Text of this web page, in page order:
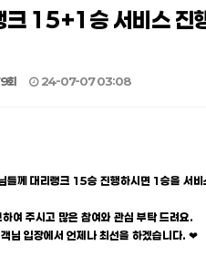
크 15+1승 서비스 진
회 24-07-07 03:08
들께 대리랭크 15승 진행하시면 1승을 서
여 주시고 많은 참여와 관심 부탁 드려요.
님 입장에서 언제나 최선을 하겠습니다. ❤